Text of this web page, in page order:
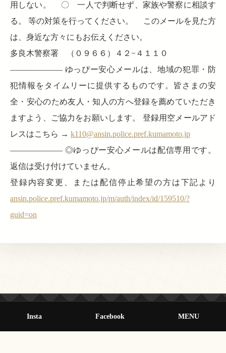
用しない。 〇 一人で判断せず、家族や警察に相談す
る。 等の対策を行ってください。 このメールを見た方
は、身近な方々にもお伝えください。
多良木警察署 （０９６６）４２−４１１０
——————– ゆっぴー安心メールは、地域の犯罪・防
犯情報をタイムリーに提供するものです。皆さまの安
全・安心のため友人・知人の方へ登録を薦めていただき
ますよう、ご協力をお願いします。 登録用空メールアド
レスはこちら → k110@ansin.police.pref.kumamoto.jp
——————– ◎ゆっぴー安心メールは配信専用です。
返信は受け付けていません。
登録内容変更、または配信停止希望の方は下記より
ansin.police.pref.kumamoto.jp/m/auth/index/id/159510/?
guid=on
Insta Facebook MENU